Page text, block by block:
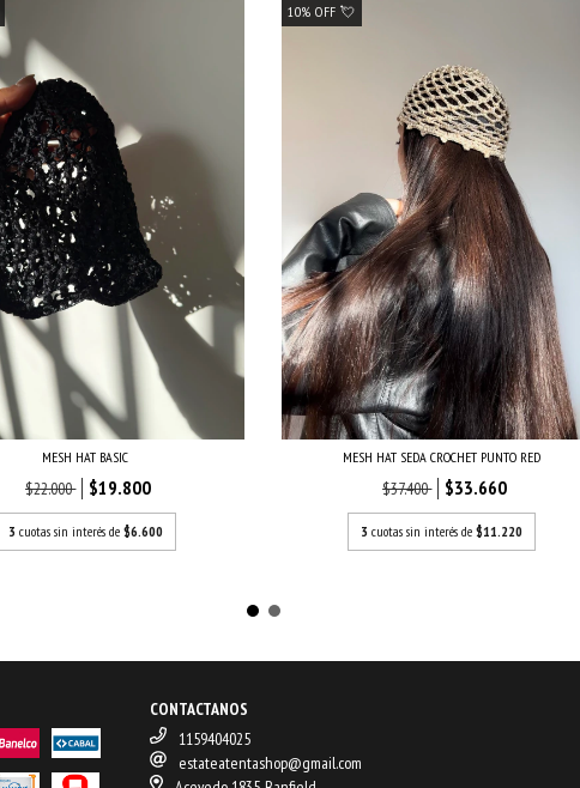
MESH HAT BASIC
$22.000 $19.800
3 cuotas sin interés de $6.600
10% OFF 💘
MESH HAT SEDA CROCHET PUNTO RED
$37.400 $33.660
3 cuotas sin interés de$11.220
CONTACTANOS
1159404025
estateatentashop@gmail.com